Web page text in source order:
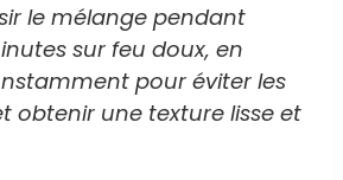
le mélange pendant
sur feu doux, en
pour éviter les
obtenir une texture lisse et